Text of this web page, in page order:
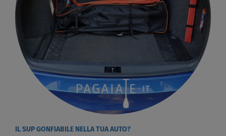
IL SUP GONFIABILE NELLA TUA AUTO?